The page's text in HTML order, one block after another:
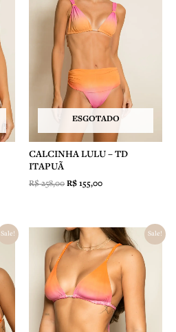
ESGOTADO
CALCINHA LULU – TD
ITAPUÃ
R$258,00 R$ 155,00
Sale! Sale!
O
preço
original
R$ 248,00.
O
preço
atual
é:
R$ 149,00.